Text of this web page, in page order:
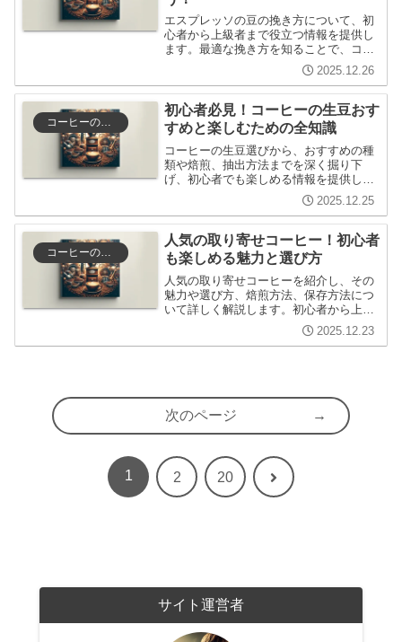
エスプレッソの豆の挽き方について、初
心者から上級者まで役立つ情報を提供し
ます。最適な挽き方を知ることで、コー
ヒーの味わいを一層深め、楽しむ方法を
2025.12.26
コーヒーの選び方と保存
初心者必見！コーヒーの生豆おす
すめと楽しむための全知識
コーヒーの生豆選びから、おすすめの種
類や焙煎、抽出方法までを深く掘り下
げ、初心者でも楽しめる情報を提供しま
す。コーヒーの歴史や文化も交えなが
ら、あなたのコーヒーライフを豊かにす
るヒントをお届けします。
2025.12.25
コーヒーの選び方と保存
人気の取り寄せコーヒー！初心者
も楽しめる魅力と選び方
人気の取り寄せコーヒーを紹介し、その
魅力や選び方、焙煎方法、保存方法につ
いて詳しく解説します。初心者から上級
者まで楽しめる情報を提供し、コーヒー
文化の深さに触れる内容です。
2025.12.23
次のページ
1 2 20 次
サイト運営者